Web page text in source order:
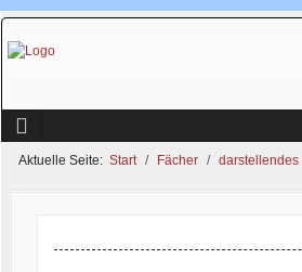
Aktuelle Seite: Start Fächer darstellendes